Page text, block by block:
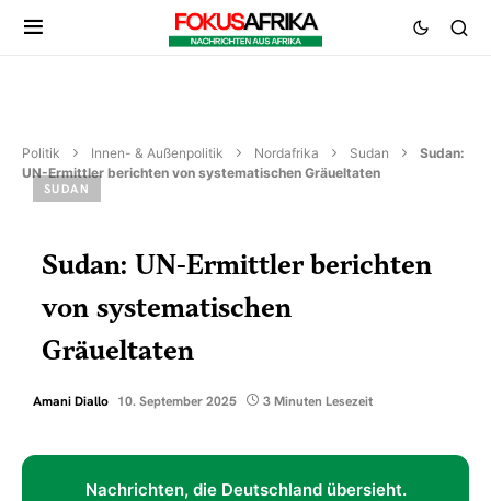
Politik Innen- & Außenpolitik Nordafrika Sudan
Sudan:
UN-Ermittler berichten von systematischen Gräueltaten
SUDAN
Sudan: UN-Ermittler berichten
von systematischen
Gräueltaten
Amani Diallo 10. September 2025 3 Minuten Lesezeit
Nachrichten, die Deutschland übersieht.